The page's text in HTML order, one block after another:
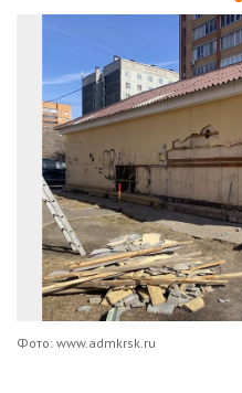
Фото: www.admkrsk.ru